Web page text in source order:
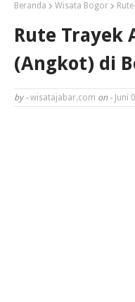
Beranda Wisata Bogor
Rute Trayek
(Angkot) di
by - wisatajabar.com on - Juni